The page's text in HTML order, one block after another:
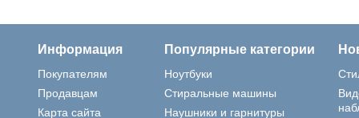
Информация
Покупателям
Продавцам
Карта сайта
Популярные категории
Ноутбуки
Стиральные машины
Наушники и гарнитуры